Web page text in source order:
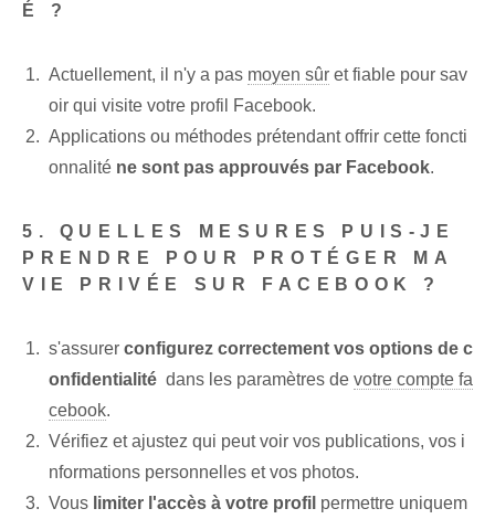
É ?
Actuellement, il n'y a pas⁢ moyen sûr et fiable pour sav
oir‌ qui visite votre⁤ profil Facebook.
Applications ou méthodes prétendant offrir cette foncti
onnalité ne sont pas approuvés par Facebook.
5. QUELLES MESURES PUIS-JE
PRENDRE POUR PROTÉGER MA
VIE PRIVÉE SUR FACEBOOK ?
s'assurer configurez correctement vos options de c
onfidentialité ‍ dans les paramètres‌ de votre compte fa
cebook.
Vérifiez et ajustez qui peut voir vos publications, vos i
nformations personnelles et vos photos.
Vous limiter l'accès à votre profil permettre uniquem